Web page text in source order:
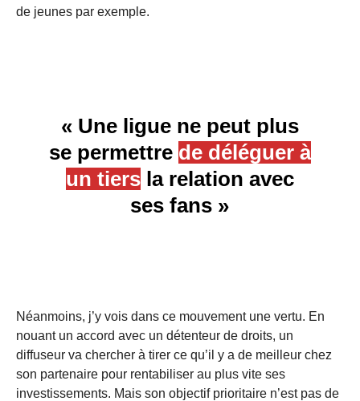
de jeunes par exemple.
« Une ligue ne peut plus
se permettre de déléguer à
un tiersla relation avec
ses fans »
Néanmoins, j’y vois dans ce mouvement une vertu. En
nouant un accord avec un détenteur de droits, un
diffuseur va chercher à tirer ce qu’il y a de meilleur chez
son partenaire pour rentabiliser au plus vite ses
investissements. Mais son objectif prioritaire n’est pas de